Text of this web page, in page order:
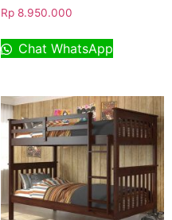
Rp8.950.000
Chat WhatsApp